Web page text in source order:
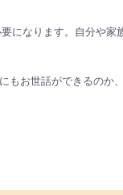
になります。自分や家
お世話ができるのか